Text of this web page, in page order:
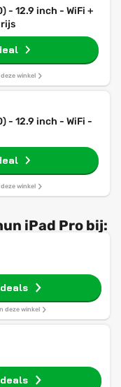
- 12.9 inch - WiFi +
winkel
- 12.9 inch - WiFi -
winkel
iPad Pro bij:
deze winkel